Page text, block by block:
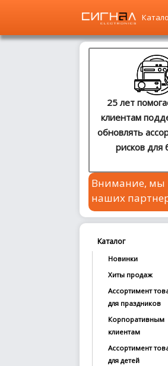
Сотрудничество
25 лет
клиентам
обновлять
рисков для
Внимание, мы
наших
Каталог
Новинки
Хиты продаж
Ассортимент
для праздников
Корпоративным
клиентам
Ассортимент
для детей